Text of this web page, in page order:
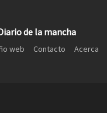
de la mancha
web Contacto
Acerca